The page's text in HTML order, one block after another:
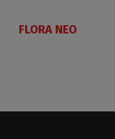
FLORA NEO